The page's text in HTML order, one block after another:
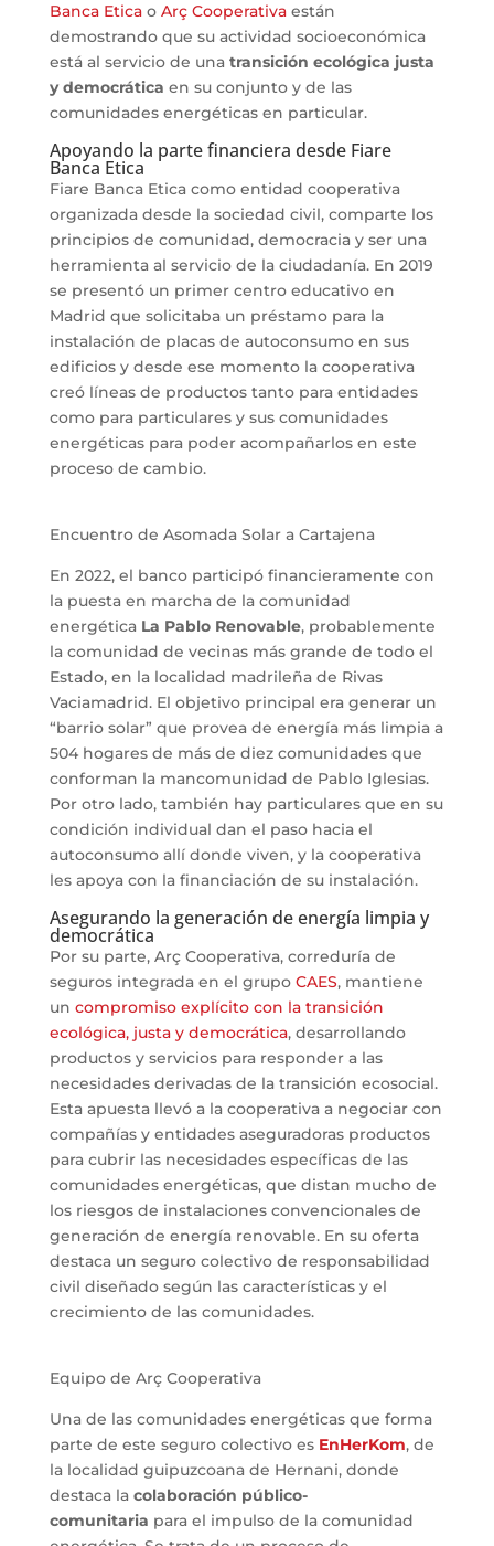
Banca Eticao Arç Cooperativaestán
demostrando que su actividad socioeconómica
está al servicio de una transición ecológica justa
y democrática en su conjunto y de las
comunidades energéticas en particular.
Apoyando la parte financiera desde Fiare
Banca Etica
Fiare Banca Etica como entidad cooperativa
organizada desde la sociedad civil, comparte los
principios de comunidad, democracia y ser una
herramienta al servicio de la ciudadanía. En 2019
se presentó un primer centro educativo en
Madrid que solicitaba un préstamo para la
instalación de placas de autoconsumo en sus
edificios y desde ese momento la cooperativa
creó líneas de productos tanto para entidades
como para particulares y sus comunidades
energéticas para poder acompañarlos en este
proceso de cambio.
Encuentro de Asomada Solar a Cartajena
En 2022, el banco participó financieramente con
la puesta en marcha de la comunidad
energética La Pablo Renovable, probablemente
la comunidad de vecinas más grande de todo el
Estado, en la localidad madrileña de Rivas
Vaciamadrid. El objetivo principal era generar un
“barrio solar” que provea de energía más limpia a
504 hogares de más de diez comunidades que
conforman la mancomunidad de Pablo Iglesias.
Por otro lado, también hay particulares que en su
condición individual dan el paso hacia el
autoconsumo allí donde viven, y la cooperativa
les apoya con la financiación de su instalación.
Asegurando la generación de energía limpia y
democrática
Por su parte, Arç Cooperativa, correduría de
seguros integrada en el grupo CAES, mantiene
un compromiso explícito con la transición
ecológica, justa y democrática, desarrollando
productos y servicios para responder a las
necesidades derivadas de la transición ecosocial.
Esta apuesta llevó a la cooperativa a negociar con
compañías y entidades aseguradoras productos
para cubrir las necesidades específicas de las
comunidades energéticas, que distan mucho de
los riesgos de instalaciones convencionales de
generación de energía renovable. En su oferta
destaca un seguro colectivo de responsabilidad
civil diseñado según las características y el
crecimiento de las comunidades.
Equipo de Arç Cooperativa
Una de las comunidades energéticas que forma
parte de este seguro colectivo es EnHerKom, de
la localidad guipuzcoana de Hernani, donde
destaca la colaboración público-
comunitaria para el impulso de la comunidad